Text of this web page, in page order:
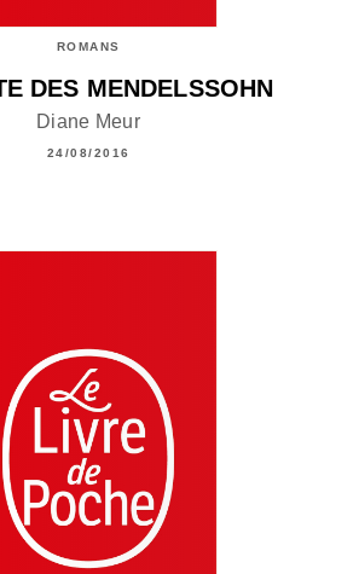
ROMANS
DES MENDELSSOHN
Diane Meur
24/08/2016